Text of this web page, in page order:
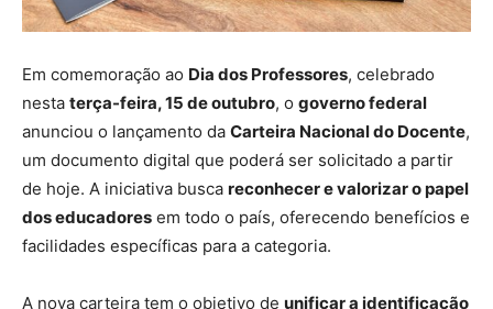
Em comemoração ao Dia dos Professores, celebrado
nesta terça-feira, 15 de outubro, o governo federal
anunciou o lançamento da Carteira Nacional do Docente,
um documento digital que poderá ser solicitado a partir
de hoje. A iniciativa busca reconhecer e valorizar o papel
dos educadores em todo o país, oferecendo benefícios e
facilidades específicas para a categoria.
A nova carteira tem o objetivo de unificar a identificação